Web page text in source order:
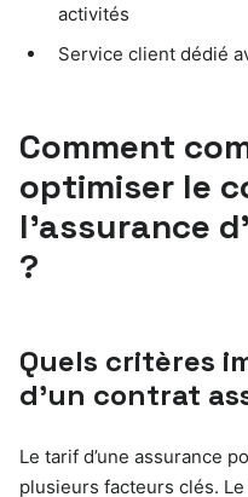
activités
Service client dédié
Comment
optimiser le
l’assurance
?
Quels critères
d’un contrat
Le tarif d’une assurance
plusieurs facteurs clés.